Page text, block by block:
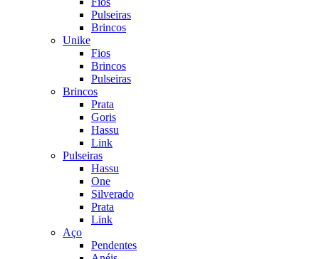
Pulseiras
Brincos
Unike
Fios
Brincos
Pulseiras
Brincos
Prata
Goris
Hassu
Link
Pulseiras
Hassu
One
Silverado
Prata
Link
Aço
Pendentes